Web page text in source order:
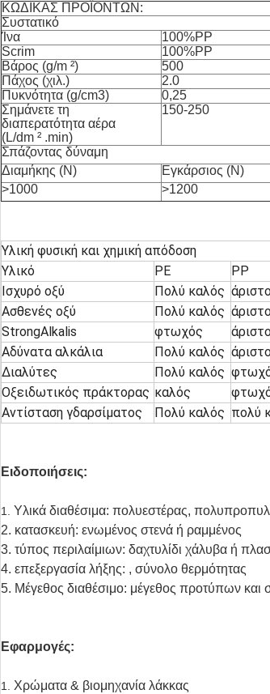
ΚΩΔΙΚΑΣ ΠΡΟΪΟΝΤΩΝ:
Συστατικό
Ίνα
100%PP
Scrim
100%PP
Βάρος (g/m ²) 500
Πάχος (χιλ.)
2.0
Πυκνότητα (g/cm3)
0,25
Σημάνετε τη
διαπερατότητα αέρα
(L/dm ² .min)
150-250
Σπάζοντας δύναμη
Διαμήκης (Ν)
Εγκάρσιος (Ν)
>1000
>1200
Υλική φυσική και χημική απόδοση
Υλικό
PE PP
Ισχυρό οξύ
Πολύ καλός
Ασθενές οξύ
Πολύ καλός
StrongAlkalis
φτωχός
Αδύνατα αλκάλια
Πολύ καλός
Διαλύτες
Πολύ καλός
Οξειδωτικός πράκτορας καλός
Αντίσταση γδαρσίματος
Πολύ καλός πολύ
Ειδοποιήσεις:
1. Υλικά διαθέσιμα: πολυεστέρας,
2. κατασκευή: ενωμένος στενά ή ραμμένος
3. τύπος περιλαίμιων: δαχτυλίδι χάλυβα ή
4. επεξεργασία λήξης: , σύνολο θερμότητας
5. Μέγεθος διαθέσιμο: μέγεθος προτύπων και
Εφαρμογές:
1. Χρώματα & βιομηχανία λάκκας